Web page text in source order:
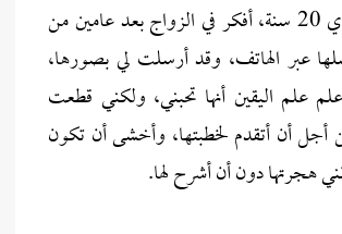
أنا شاب، عمري 20 سنة، أفكر في الزواج بعد عامين من
عبر الهاتف، وقد أرسلت لي بصورها،
علم اليقين أنها تحبني، ولكني قطعت
أجل أن أتقدم لخطبتها، وأخشى أن تكون
هجرتها دون أن أشرح لها.